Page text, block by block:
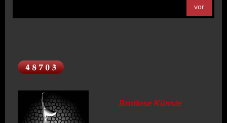
vor
Brotlose Künste